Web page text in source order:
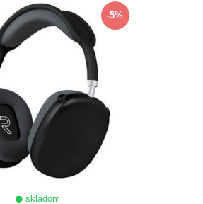
ZOBRAZIŤ
-5%
skladom